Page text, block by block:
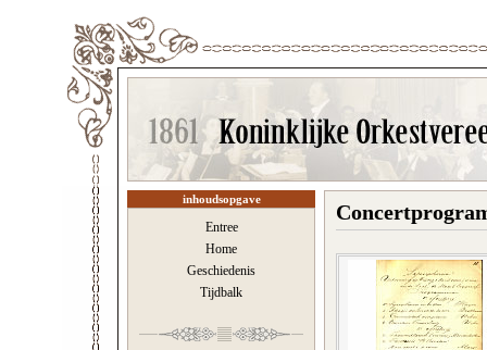
inhoudsopgave
Entree
Home
Geschiedenis
Tijdbalk